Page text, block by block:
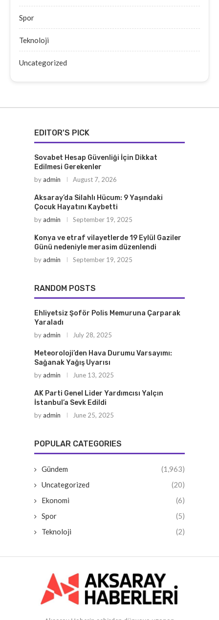
Spor
Teknoloji
Uncategorized
EDITOR'S PICK
Sovabet Hesap Güvenliği İçin Dikkat
Edilmesi Gerekenler
byadmin August 7, 2026
Aksaray’da Silahlı Hücum: 9 Yaşındaki
Çocuk Hayatını Kaybetti
byadmin September 19, 2025
Konya ve etraf vilayetlerde 19 Eylül Gaziler
Günü nedeniyle merasim düzenlendi
byadmin September 19, 2025
RANDOM POSTS
Ehliyetsiz Şoför Polis Memuruna Çarparak
Yaraladı
byadmin July 28, 2025
Meteoroloji’den Hava Durumu Varsayımı:
Sağanak Yağış Uyarısı
byadmin June 13, 2025
AK Parti Genel Lider Yardımcısı Yalçın
İstanbul’a Sevk Edildi
byadmin June 25, 2025
POPULAR CATEGORIES
Gündem
(1,963)
Uncategorized
(20)
Ekonomi
(6)
Spor
(5)
Teknoloji
(2)